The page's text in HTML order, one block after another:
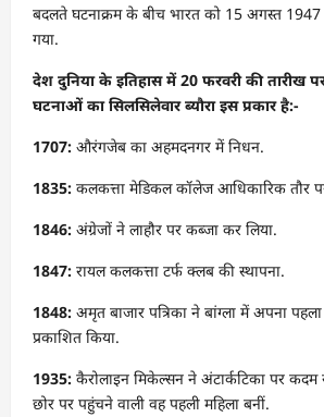
बदलते घटनाक्रम के बीच भारत को 15 अगस्त 1947
गया.
देश दुनिया के इतिहास में 20 फरवरी की तारीख
घटनाओं का सिलसिलेवार ब्यौरा इस प्रकार है:-
1707: औरंगजेब का अहमदनगर में निधन.
1835: कलकत्ता मेडिकल कॉलेज आधिकारिक तौर
1846: अंग्रेजों ने लाहौर पर कब्जा कर लिया.
1847: रायल कलकत्ता टर्फ क्लब की स्थापना.
1848: अमृत बाजार पत्रिका ने बांग्ला में अपना पहला
प्रकाशित किया.
1935: कैरोलाइन मिकेल्सन ने अंटार्कटिका पर कदम
छोर पर पहुंचने वाली वह पहली महिला बनीं.